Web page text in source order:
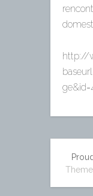
http://